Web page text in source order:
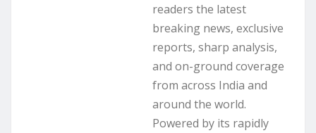
readers the latest
breaking news, exclusive
reports, sharp analysis,
and on-ground coverage
from across India and
around the world.
Powered by its rapidly